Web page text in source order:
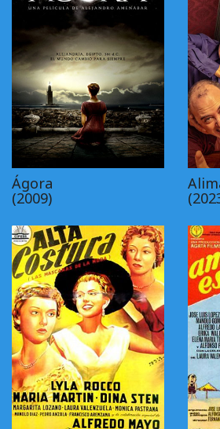
Ágora
(2009)